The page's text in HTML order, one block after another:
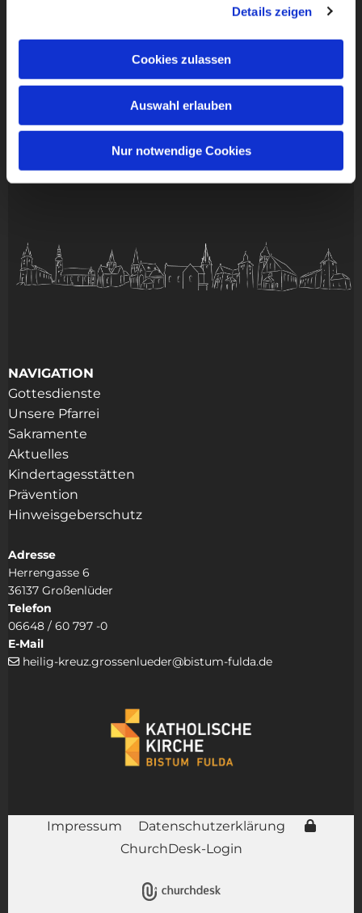
Details zeigen
Cookies zulassen
Auswahl erlauben
Nur notwendige Cookies
NAVIGATION
Gottesdienste
Unsere Pfarrei
Sakramente
Aktuelles
Kindertagesstätten
Prävention
Hinweisgeberschutz
Adresse
Herrengasse 6
36137 Großenlüder
Telefon
06648 / 60 797 -0
E-Mail
 heilig-kreuz.grossenlueder@bistum-fulda.de
Impressum
Datenschutzerklärung
ChurchDesk-Login